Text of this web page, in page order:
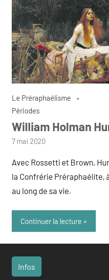
Le Préraphaélisme
Périodes
William Holman
par
7 mai 2020
Avec Rossetti et Brown,
la Confrérie Préraphaélite,
au long de sa vie.
Continuer la lecture
Infos